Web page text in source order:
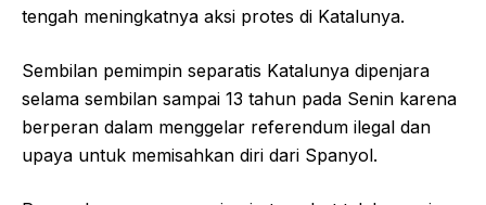
tengah meningkatnya aksi protes di Katalunya.
Sembilan pemimpin separatis Katalunya dipenjara
selama sembilan sampai 13 tahun pada Senin karena
berperan dalam menggelar referendum ilegal dan
upaya untuk memisahkan diri dari Spanyol.